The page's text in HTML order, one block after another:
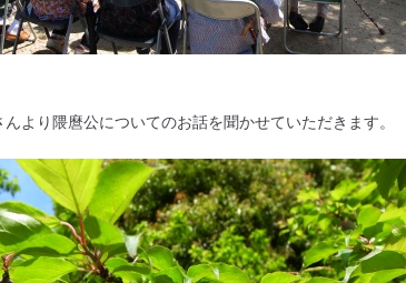
より隈麿公についてのお話を聞かせていただきます。